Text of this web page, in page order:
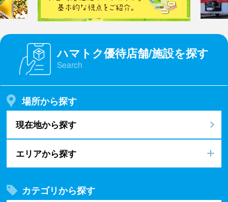
ハマトク優待店舗/施設を探す
Search
場所から探す
現在地から探す
エリアから探す
カテゴリから探す